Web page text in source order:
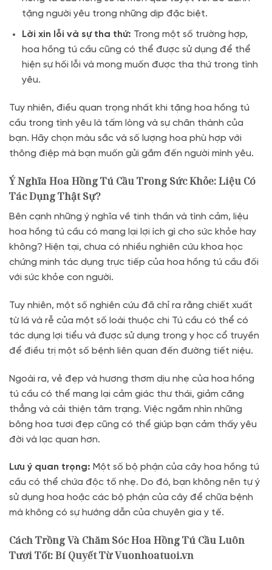
tặng người yêu trong những dịp đặc biệt.
Lời xin lỗi và sự tha thứ: Trong một số trường hợp,
hoa hồng tú cầu cũng có thể được sử dụng để thể
hiện sự hối lỗi và mong muốn được tha thứ trong tình
yêu.
Tuy nhiên, điều quan trọng nhất khi tặng hoa hồng tú
cầu trong tình yêu là tấm lòng và sự chân thành của
bạn. Hãy chọn màu sắc và số lượng hoa phù hợp với
thông điệp mà bạn muốn gửi gắm đến người mình yêu.
Ý Nghĩa Hoa Hồng Tú Cầu Trong Sức Khỏe: Liệu Có
Tác Dụng Thật Sự?
Bên cạnh những ý nghĩa về tinh thần và tình cảm, liệu
hoa hồng tú cầu có mang lại lợi ích gì cho sức khỏe hay
không? Hiện tại, chưa có nhiều nghiên cứu khoa học
chứng minh tác dụng trực tiếp của hoa hồng tú cầu đối
với sức khỏe con người.
Tuy nhiên, một số nghiên cứu đã chỉ ra rằng chiết xuất
từ lá và rễ của một số loài thuộc chi Tú cầu có thể có
tác dụng lợi tiểu và được sử dụng trong y học cổ truyền
để điều trị một số bệnh liên quan đến đường tiết niệu.
Ngoài ra, vẻ đẹp và hương thơm dịu nhẹ của hoa hồng
tú cầu có thể mang lại cảm giác thư thái, giảm căng
thẳng và cải thiện tâm trạng. Việc ngắm nhìn những
bông hoa tươi đẹp cũng có thể giúp bạn cảm thấy yêu
đời và lạc quan hơn.
Lưu ý quan trọng: Một số bộ phận của cây hoa hồng tú
cầu có thể chứa độc tố nhẹ. Do đó, bạn không nên tự ý
sử dụng hoa hoặc các bộ phận của cây để chữa bệnh
mà không có sự hướng dẫn của chuyên gia y tế.
Cách Trồng Và Chăm Sóc Hoa Hồng Tú Cầu Luôn
Tươi Tốt: Bí Quyết Từ Vuonhoatuoi.vn